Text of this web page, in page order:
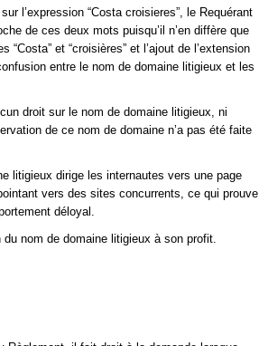
l’expression “Costa croisieres”, le Requérant
de ces deux mots puisqu’il n’en diffère que
et “croisières” et l’ajout de l’extension
entre le nom de domaine litigieux et les
droit sur le nom de domaine litigieux, ni
de ce nom de domaine n’a pas été faite
litigieux dirige les internautes vers une page
vers des sites concurrents, ce qui prouve
déloyal.
nom de domaine litigieux à son profit.